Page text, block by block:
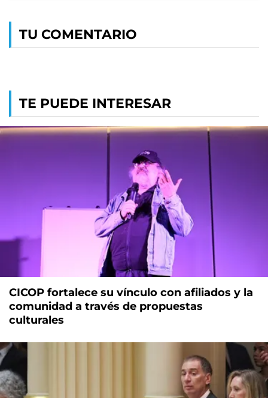
TU COMENTARIO
TE PUEDE INTERESAR
CICOP fortalece su vínculo con afiliados y la
comunidad a través de propuestas
culturales